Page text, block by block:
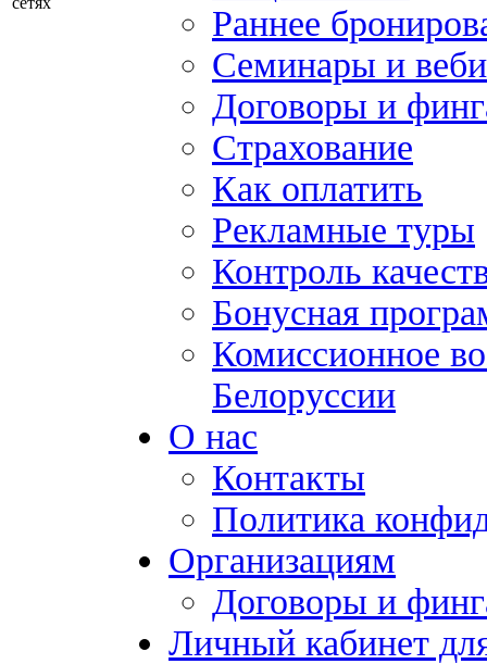
Раннее
Семинары и
Договоры и
Страхование
Как оплатить
Рекламные туры
Контроль
Бонусная
Комиссионное
Белоруссии
О нас
Контакты
Политика
Организациям
Договоры и
Личный кабинет